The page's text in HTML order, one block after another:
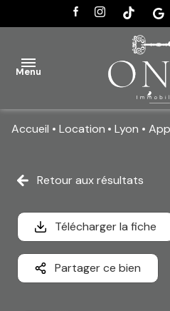
Menu
VENTES
ACTUALITÉS
CONTACT
Accueil Location Lyon
Retour aux résultats
Télécharger la fiche
Partager ce bien